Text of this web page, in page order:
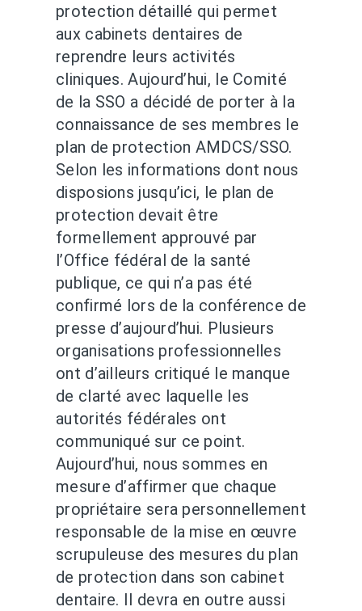
protection détaillé qui permet
aux cabinets dentaires de
reprendre leurs activités
cliniques. Aujourd’hui, le Comité
de la SSO a décidé de porter à la
connaissance de ses membres le
plan de protection AMDCS/SSO.
Selon les informations dont nous
disposions jusqu’ici, le plan de
protection devait être
formellement approuvé par
l’Office fédéral de la santé
publique, ce qui n’a pas été
confirmé lors de la conférence de
presse d’aujourd’hui. Plusieurs
organisations professionnelles
ont d’ailleurs critiqué le manque
de clarté avec laquelle les
autorités fédérales ont
communiqué sur ce point.
Aujourd’hui, nous sommes en
mesure d’affirmer que chaque
propriétaire sera personnellement
responsable de la mise en œuvre
scrupuleuse des mesures du plan
de protection dans son cabinet
dentaire. Il devra en outre aussi